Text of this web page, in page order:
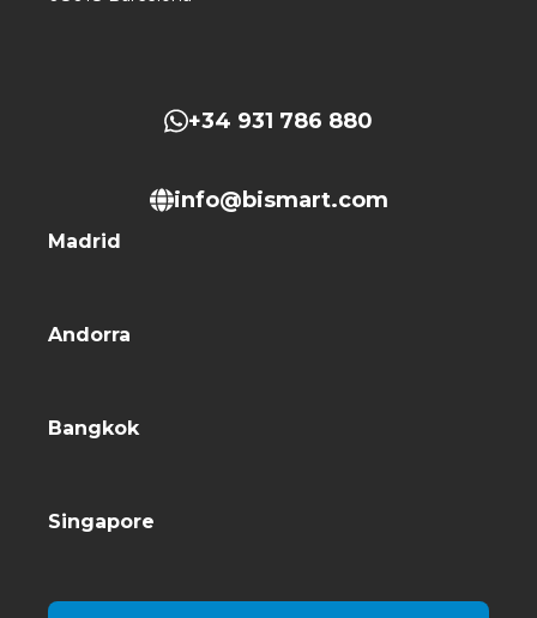
+34 931 786 880
info@bismart.com
Madrid
Andorra
Bangkok
Singapore